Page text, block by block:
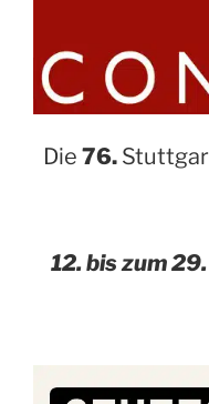
Die 76.
12. bis zum